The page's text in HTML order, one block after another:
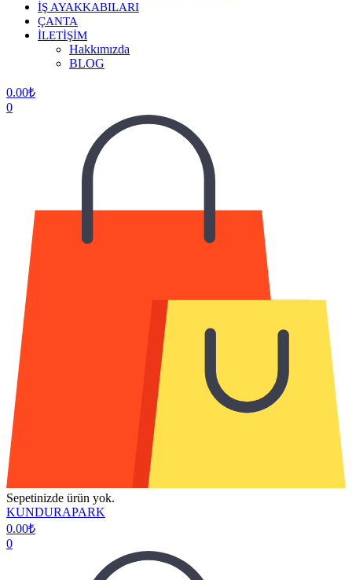
İŞ AYAKKABILARI
ÇANTA
İLETİŞİM
Hakkımızda
BLOG
0.00₺
0
Sepetinizde ürün yok.
KUNDURAPARK
0.00₺
0